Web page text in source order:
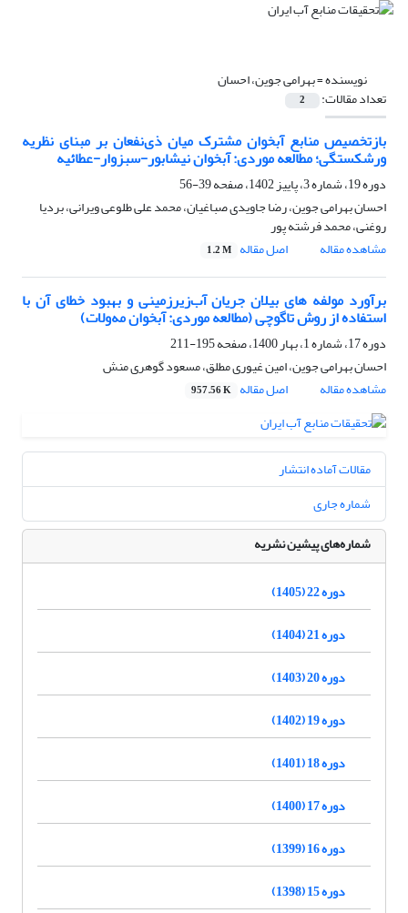
نویسنده =بهرامی جوین، احسان
تعداد مقالات: 2
بازتخصیص منابع آبخوان مشترک میان ذی‌نفعان بر مبنای نظریه
ورشکستگی؛ مطالعه موردی: آبخوان نیشابور-سبزوار-عطائیه
دوره 19، شماره 3، پاییز 1402، صفحه
39-56
احسان بهرامی جوین، رضا جاویدی صباغیان، محمد علی طلوعی ویرانی، بردیا
روغنی، محمد فرشته پور
مشاهده مقاله
اصل مقاله 1.2 M
برآورد مولفه های بیلان جریان آب‌زیرزمینی و بهبود خطای آن با
استفاده از روش تاگوچی (مطالعه موردی: آبخوان مه‌ولات)
دوره 17، شماره 1، بهار 1400، صفحه
195-211
احسان بهرامی جوین، امین غیوری مطلق، مسعود گوهری منش
مشاهده مقاله
اصل مقاله 957.56 K
مقالات آماده انتشار
شماره جاری
شماره‌های پیشین نشریه
دوره 22 (1405)
دوره 21 (1404)
دوره 20 (1403)
دوره 19 (1402)
دوره 18 (1401)
دوره 17 (1400)
دوره 16 (1399)
دوره 15 (1398)